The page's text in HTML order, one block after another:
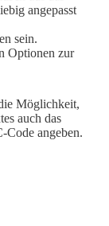
angepasst
sein.
Optionen zur
Möglichkeit,
auch das
Code angeben.